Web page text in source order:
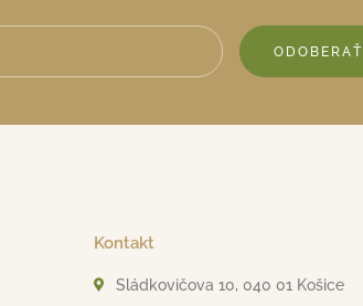
ODOBERAŤ
Kontakt
Sládkovičova 10, 040 01 Košice